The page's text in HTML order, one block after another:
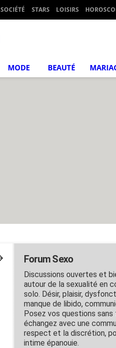
SOCIÉTÉ STARS LOISIRS
MODE BEAUTÉ
Forum Sexo
Discussions ouvertes et
autour de la sexualité en
solo. Désir, plaisir,
manque de libido,
Posez vos questions
échangez avec une
respect et la discrétion,
intime épanouie.